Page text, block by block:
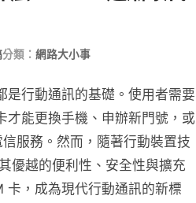
分類： 網路大小事
是行動通訊的基礎。使用者需要
才能更換手機、申辦新門號，或
服務。然而，隨著行動裝置技
優越的便利性、安全性與擴充
卡，成為現代行動通訊的新標